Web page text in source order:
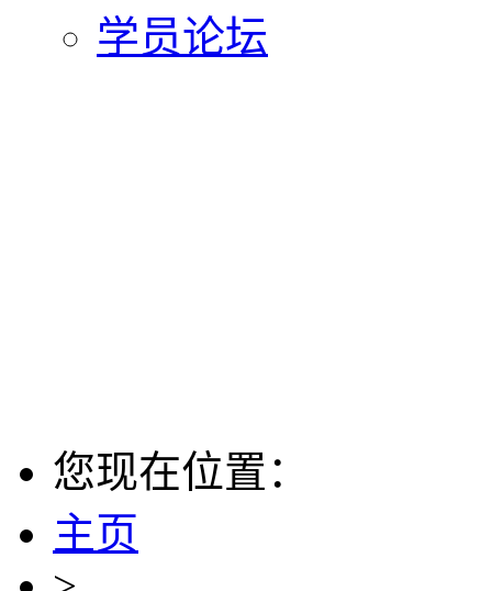
学员论坛
您现在位置：
主页